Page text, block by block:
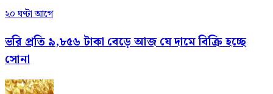
২০ ঘণ্টা আগে
ভরি প্রতি ৯,৮৫৬ টাকা বেড়ে আজ যে দামে বিক্রি হচ্ছে
সোনা